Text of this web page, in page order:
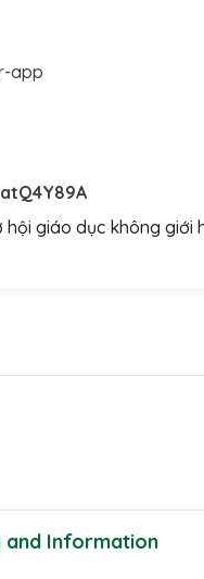
app
giáo dục không giới
and Information